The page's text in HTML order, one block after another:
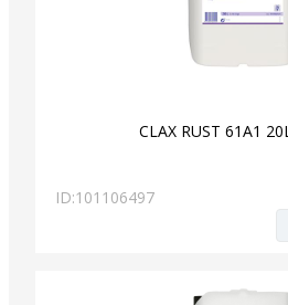
CLAX RUST 61A1
ID:101106497